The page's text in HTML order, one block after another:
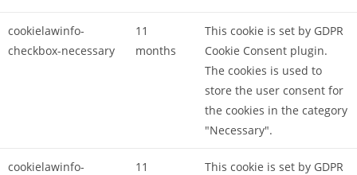
cookielawinfo-
checkbox-necessary
11
months
This cookie is set by GDPR
Cookie Consent plugin.
The cookies is used to
store the user consent for
the cookies in the category
"Necessary".
cookielawinfo-
11
This cookie is set by GDPR